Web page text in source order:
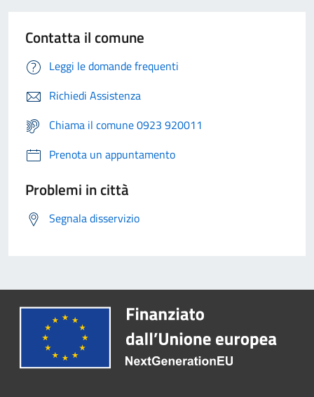
Contatta il comune
Leggi le domande frequenti
Richiedi Assistenza
Chiama il comune 0923 920011
Prenota un appuntamento
Problemi in città
Segnala disservizio